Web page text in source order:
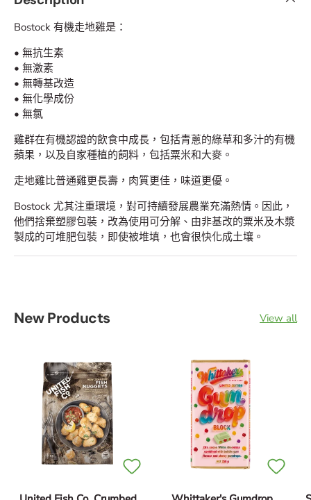
Bostock 有機走地雞是：
• 無抗生素
• 無激素
• 無轉基改造
• 無化學成份
• 無氯
雞群在有機認證的飲食中成長，包括青蔥的綠草和多汁的有機
蘋果，以及自家種植的飼料，包括粟米和大麥。
走地雞比普通雞更長壽，肉質更佳，味道更優。
Bostock 尤其注重環境，對可持續發展農業充滿熱情。因此，
他們捨棄塑膠包裝，改為使用可分解、由非基改的粟米及木漿
製成的可堆肥包裝，即使被堆填，也會很快化成土壤。
New Products View all